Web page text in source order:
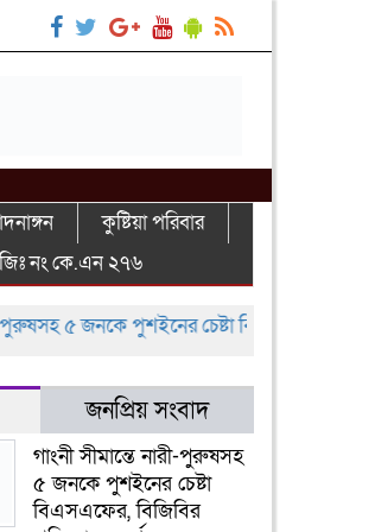
কুষ্টিয়া পরিবার
নং কে.এন ২৭৬
৫ জনকে পুশইনের চেষ্টা বিএসএফের, বিজিবির
জনপ্রিয় সংবাদ
গাংনী সীমান্তে নারী-পুরুষসহ
৫ জনকে পুশইনের চেষ্টা
বিএসএফের, বিজিবির